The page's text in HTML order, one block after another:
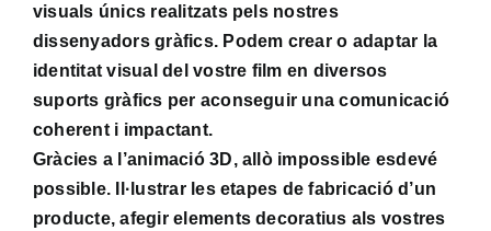
visuals únics realitzats pels nostres
dissenyadors gràfics. Podem crear o adaptar la
identitat visual del vostre film en diversos
suports gràfics per aconseguir una comunicació
coherent i impactant.
Gràcies a l’animació 3D, allò impossible esdevé
possible. Il·lustrar les etapes de fabricació d’un
producte, afegir elements decoratius als vostres